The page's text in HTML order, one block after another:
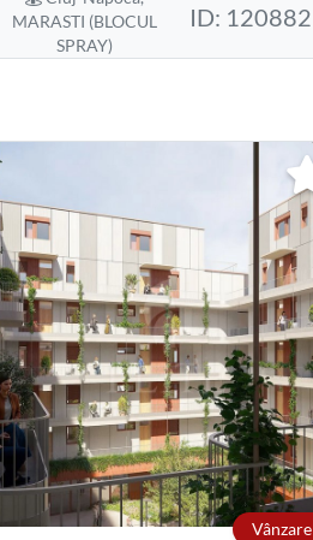
MARASTI (BLOCUL
SPRAY)
ID: 120882
Vânzare